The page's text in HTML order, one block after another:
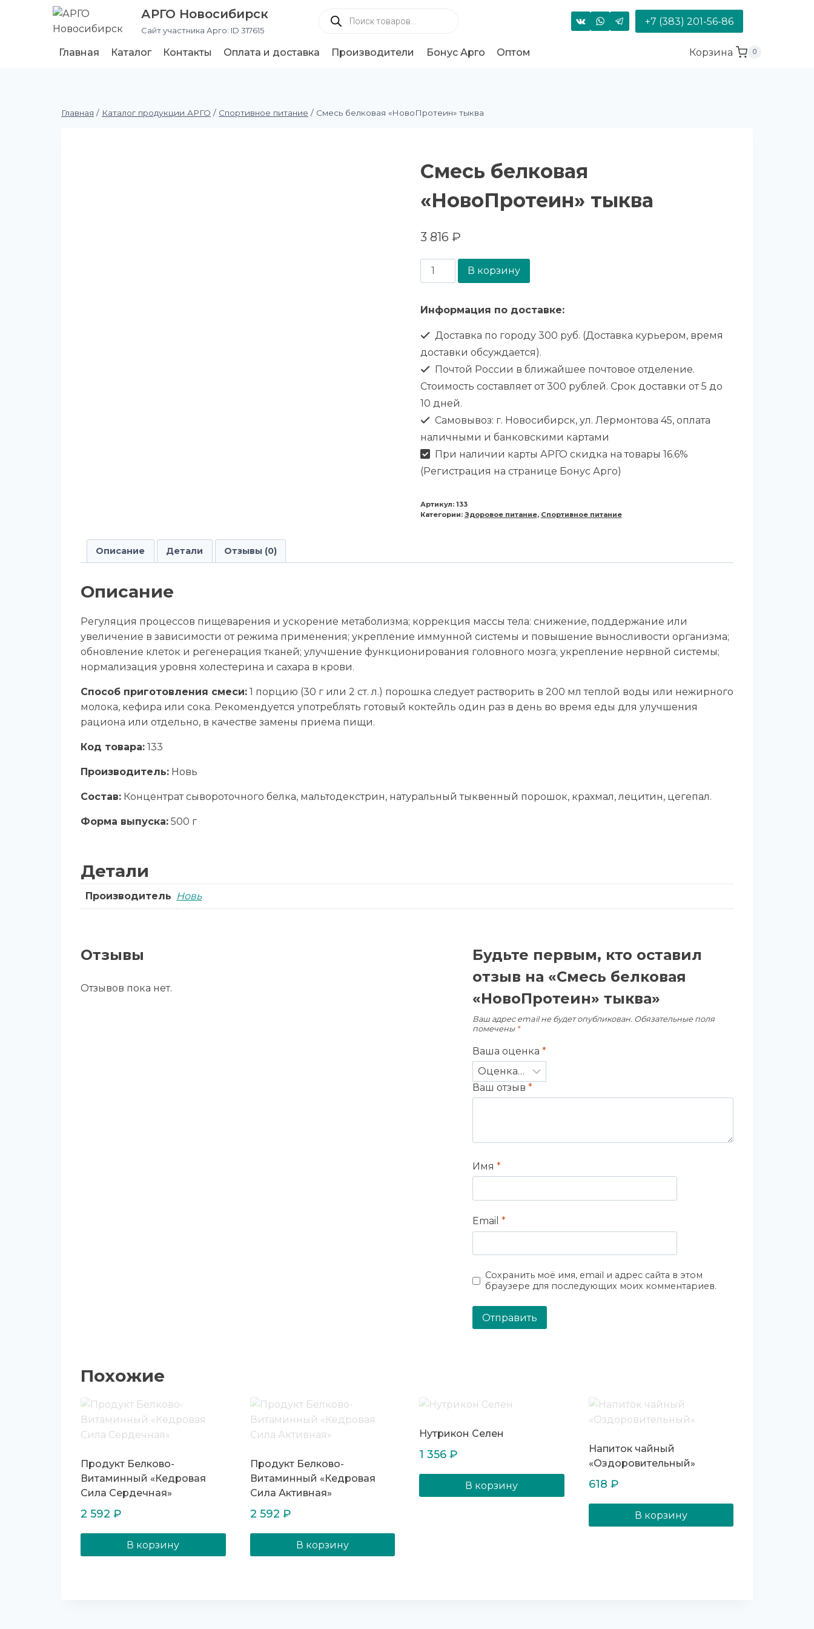
АРГО Новосибирск
Сайт участника Арго: ID 317615
+7 (383) 201-56-86
Главная Каталог Контакты Оплата и доставка Производители Бонус Арго Оптом Корзина 0
Главная / Каталог продукции АРГО / Спортивное питание / Смесь белковая «НовоПротеин» тыква
Смесь белковая
«НовоПротеин» тыква
3 816 ₽
В корзину
Информация по доставке:
Доставка по городу 300 руб. (Доставка курьером, время
доставки обсуждается).
Почтой России в ближайшее почтовое отделение.
Стоимость составляет от 300 рублей. Срок доставки от 5 до
10 дней.
Самовывоз: г. Новосибирск, ул. Лермонтова 45, оплата
наличными и банковскими картами
При наличии карты АРГО скидка на товары 16.6%
(Регистрация на странице Бонус Арго)
Артикул: 133
Категории: Здоровое питание, Спортивное питание
Описание Детали Отзывы (0)
Описание
Регуляция процессов пищеварения и ускорение метаболизма; коррекция массы тела: снижение, поддержание или
увеличение в зависимости от режима применения; укрепление иммунной системы и повышение выносливости организма;
обновление клеток и регенерация тканей; улучшение функционирования головного мозга; укрепление нервной системы;
нормализация уровня холестерина и сахара в крови.
Способ приготовления смеси: 1 порцию (30 г или 2 ст. л.) порошка следует растворить в 200 мл теплой воды или нежирного
молока, кефира или сока. Рекомендуется употреблять готовый коктейль один раз в день во время еды для улучшения
рациона или отдельно, в качестве замены приема пищи.
Код товара: 133
Производитель: Новь
Состав: Концентрат сывороточного белка, мальтодекстрин, натуральный тыквенный порошок, крахмал, лецитин, цегепал.
Форма выпуска: 500 г
Детали
Производитель Новь
Отзывы
Отзывов пока нет.
Будьте первым, кто оставил
отзыв на «Смесь белковая
«НовоПротеин» тыква»
Ваш адрес email не будет опубликован. Обязательные поля
помечены *
Ваша оценка *
Ваш отзыв *
Имя *
Email *
Сохранить моё имя, email и адрес сайта в этом
браузере для последующих моих комментариев.
Похожие
Продукт Белково-
Витаминный «Кедровая
Сила Сердечная»
2 592 ₽
В корзину
Продукт Белково-
Витаминный «Кедровая
Сила Активная»
2 592 ₽
В корзину
Нутрикон Селен
1 356 ₽
В корзину
Напиток чайный
«Оздоровительный»
618 ₽
В корзину